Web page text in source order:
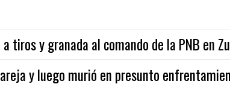
tiros y granada al comando de la PNB en
y luego murió en presunto